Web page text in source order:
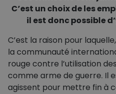
C’est un choix de les
il est donc possible
C’est la raison pour
la communauté
rouge contre l’utilisation
comme arme de guerre. Il
agissent pour mettre fin à